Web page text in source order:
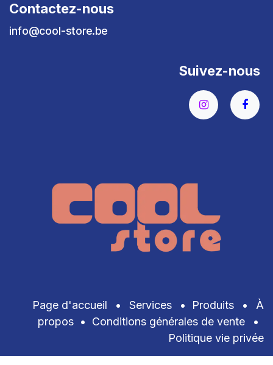
Contactez-nous
info@cool-store.be
Suivez-nous
Page d'accueil • Services • Produits •
À
propos • Conditions générales de vente
•
Politique vie privée